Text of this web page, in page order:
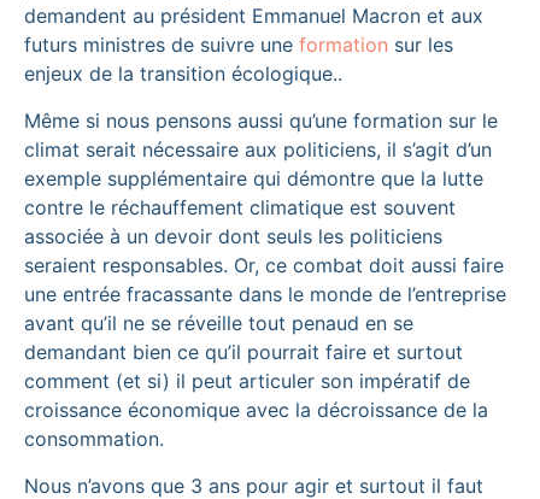
demandent au président Emmanuel Macron et aux
futurs ministres de suivre une formation sur les
enjeux de la transition écologique..
Même si nous pensons aussi qu’une formation sur le
climat serait nécessaire aux politiciens, il s’agit d’un
exemple supplémentaire qui démontre que la lutte
contre le réchauffement climatique est souvent
associée à un devoir dont seuls les politiciens
seraient responsables. Or, ce combat doit aussi faire
une entrée fracassante dans le monde de l’entreprise
avant qu’il ne se réveille tout penaud en se
demandant bien ce qu’il pourrait faire et surtout
comment (et si) il peut articuler son impératif de
croissance économique avec la décroissance de la
consommation.
Nous n’avons que 3 ans pour agir et surtout il faut